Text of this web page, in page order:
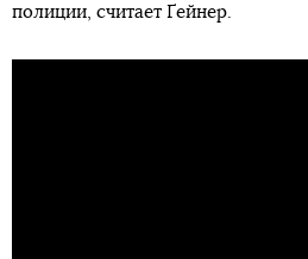
полиции, считает Ґейнер.